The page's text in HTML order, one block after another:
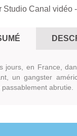
Studio Canal vidéo
jours, en France,
un gangster
abrutie.